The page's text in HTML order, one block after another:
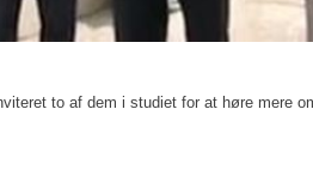
to af dem i studiet for at høre mere